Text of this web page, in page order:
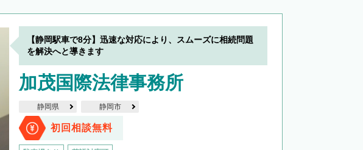
【静岡駅車で8分】迅速な対応により、スムーズに相続問題
を解決へと導きます
加茂国際法律事務所
静岡県 静岡市
初回相談無料